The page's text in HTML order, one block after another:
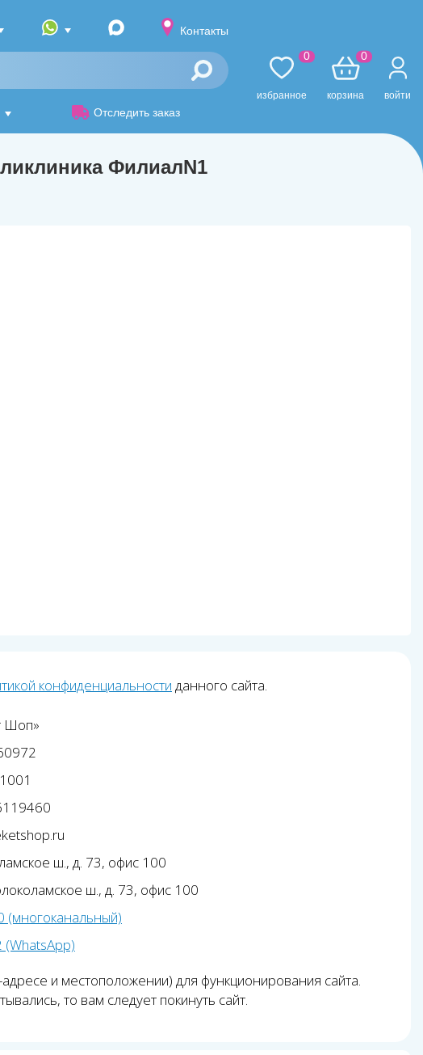
Контакты
Отследить заказ
избранное
0
корзина
0
войти
ФилиалN1
конфиденциальности данного сайта.
Шоп»
ш., д. 73, офис 100
ш., д. 73, офис 100
(многоканальный)
и местоположении) для функционирования сайта.
то вам следует покинуть сайт.